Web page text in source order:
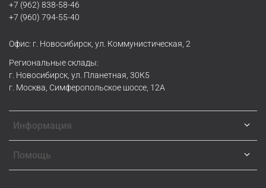
Информация
Помощь
+7 (962) 838-58-46
+7 (960) 794-55-40
Офис: г. Новосибирск, ул. Коммунистическая, 2
Региональные склады:
г. Новосибирск, ул. Планетная, 30К5
г. Москва, Симферопольское шоссе, 12А